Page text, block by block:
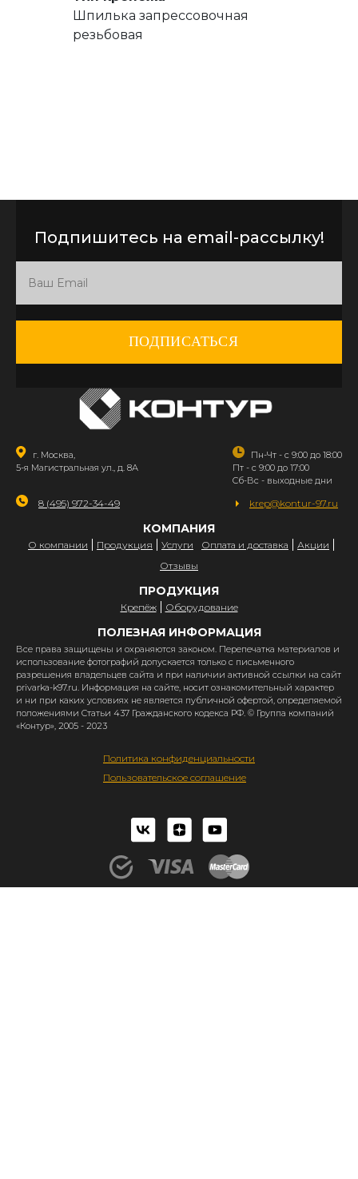
Шпилька запрессовочная
резьбовая
Подпишитесь на email-рассылку!
ПОДПИСАТЬСЯ
г. Москва,
5-я Магистральная ул., д. 8А
Пн-Чт - с 9:00 до 18:00
Пт - с 9:00 до 17:00
Сб-Вс - выходные дни
8 (495) 972-34-49 krep@kontur-97.ru
КОМПАНИЯ
О компании Продукция Услуги Оплата и доставка
Акции
Отзывы
ПРОДУКЦИЯ
Крепёж Оборудование
ПОЛЕЗНАЯ ИНФОРМАЦИЯ
Все права защищены и охраняются законом. Перепечатка материалов и
использование фотографий допускается только с письменного
разрешения владельцев сайта и при наличии активной ссылки на сайт
privarka-k97.ru. Информация на сайте, носит ознакомительный характер
и ни при каких условиях не является публичной офертой, определяемой
положениями Статьи 437 Гражданского кодекса РФ. © Группа компаний
«Контур», 2005 - 2023
Политика конфиденциальности
Пользовательское соглашение